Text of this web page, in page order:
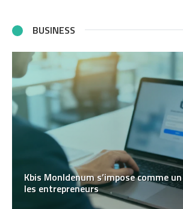
BUSINESS
Kbis MonIdenum s’impose comme
les entrepreneurs